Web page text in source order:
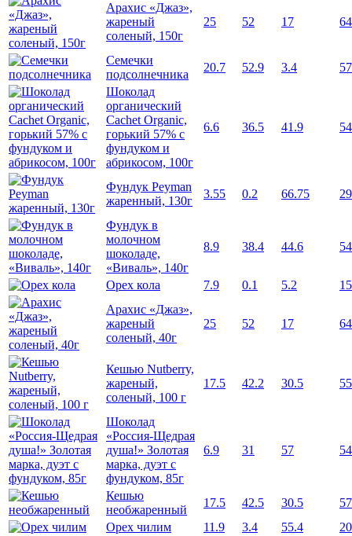
Арахис «Джаз»,
жареный
соленый, 150г
25 52 17
Семечки
подсолнечника
20.7 52.9 3.4
Шоколад
органический
Cachet Organic,
горький 57% с
фундуком и
абрикосом, 100г
6.6 36.5 41.9
Фундук Peyman
жаренный, 130г
3.55 0.2 66.75
Фундук в
молочном
шоколаде,
«Виваль», 140г
8.9 38.4 44.6
Орех кола 7.9 0.1 5.2
Арахис «Джаз»,
жареный
соленый, 40г
25 52 17
Кешью Nutberry,
жареный,
соленый, 100 г
17.5 42.2 30.5
Шоколад
«Россия-Щедрая
душа!» Золотая
марка, дуэт с
фундуком, 85г
6.9 31 57
Кешью
необжаренный
17.5 42.5 30.5
Орех чилим
11.9 3.4 55.4